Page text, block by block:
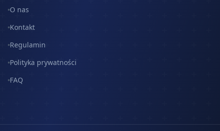
O nas
Kontakt
Regulamin
Polityka prywatności
FAQ